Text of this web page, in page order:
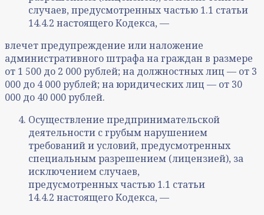
случаев, предусмотренных частью 1.1 статьи
14.4.2 настоящего Кодекса, —
влечет предупреждение или наложение
административного штрафа на граждан в размере
от 1 500 до 2 000 рублей; на должностных лиц — от 3
000 до 4 000 рублей; на юридических лиц — от 30
000 до 40 000 рублей.
Осуществление предпринимательской
деятельности с грубым нарушением
требований и условий, предусмотренных
специальным разрешением (лицензией), за
исключением случаев,
предусмотренных частью 1.1 статьи
14.4.2 настоящего Кодекса, —